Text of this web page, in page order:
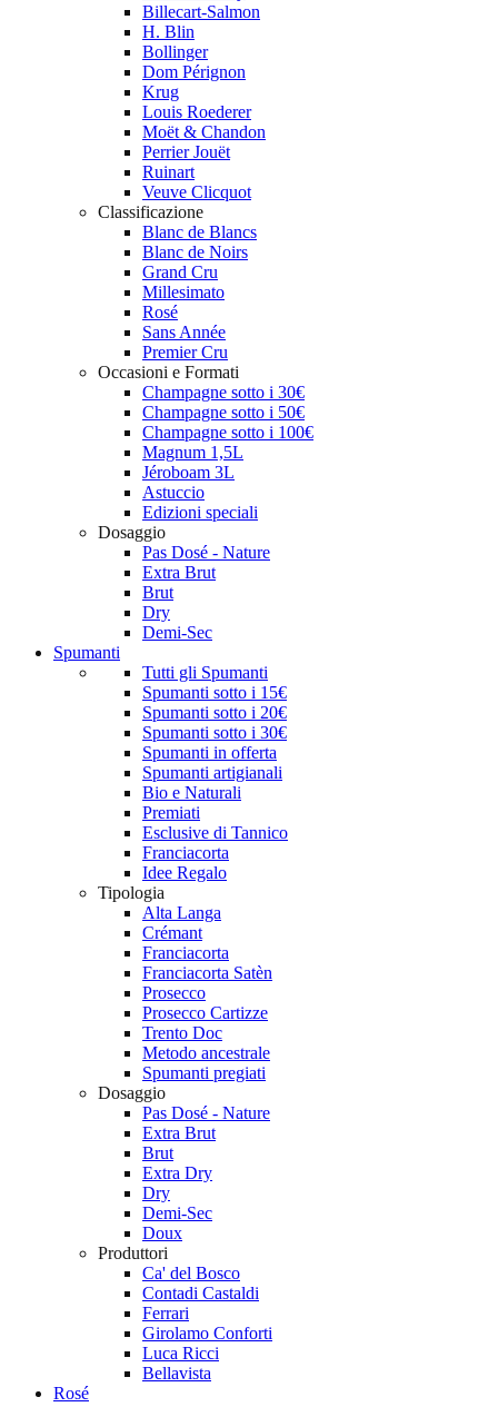
Billecart-Salmon
H. Blin
Bollinger
Dom Pérignon
Krug
Louis Roederer
Moët & Chandon
Perrier Jouët
Ruinart
Veuve Clicquot
Classificazione
Blanc de Blancs
Blanc de Noirs
Grand Cru
Millesimato
Rosé
Sans Année
Premier Cru
Occasioni e Formati
Champagne sotto i 30€
Champagne sotto i 50€
Champagne sotto i 100€
Magnum 1,5L
Jéroboam 3L
Astuccio
Edizioni speciali
Dosaggio
Pas Dosé - Nature
Extra Brut
Brut
Dry
Demi-Sec
Spumanti
Tutti gli Spumanti
Spumanti sotto i 15€
Spumanti sotto i 20€
Spumanti sotto i 30€
Spumanti in offerta
Spumanti artigianali
Bio e Naturali
Premiati
Esclusive di Tannico
Franciacorta
Idee Regalo
Tipologia
Alta Langa
Crémant
Franciacorta
Franciacorta Satèn
Prosecco
Prosecco Cartizze
Trento Doc
Metodo ancestrale
Spumanti pregiati
Dosaggio
Pas Dosé - Nature
Extra Brut
Brut
Extra Dry
Dry
Demi-Sec
Doux
Produttori
Ca' del Bosco
Contadi Castaldi
Ferrari
Girolamo Conforti
Luca Ricci
Bellavista
Rosé